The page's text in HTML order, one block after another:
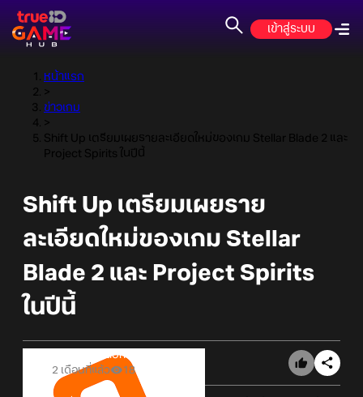
เข้าสู่ระบบ
หน้าแรก
>
ข่าวเกม
>
Shift Up เตรียมเผยรายละเอียดใหม่ของเกม Stellar Blade 2 และ
Project Spirits ในปีนี้
Shift Up เตรียมเผยราย
ละเอียดใหม่ของเกม Stellar
Blade 2 และ Project Spirits
ในปีนี้
Online Station
2 เดือนที่แล้ว
18